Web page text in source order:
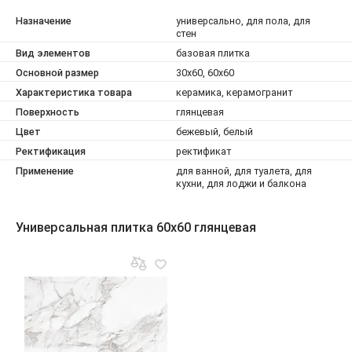
Назначение
универсально, для пола, для
стен
Вид элементов
базовая плитка
Основной размер
30x60, 60x60
Характеристика товара
керамика, керамогранит
Поверхность
глянцевая
Цвет
бежевый, белый
Ректификация
ректификат
Применение
для ванной, для туалета, для
кухни, для лоджи и балкона
Универсальная плитка 60x60 глянцевая